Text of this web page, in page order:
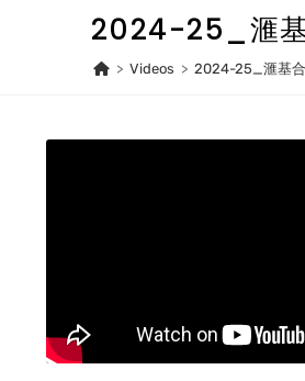
2024-25_滙
> Videos > 2024-25_滙基